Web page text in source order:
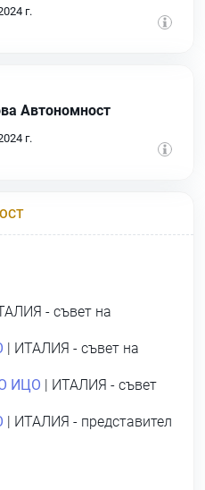
г.
Автономност
г.
- съвет на
| ИТАЛИЯ - съвет на
ИЦО | ИТАЛИЯ - съвет
| ИТАЛИЯ - представител